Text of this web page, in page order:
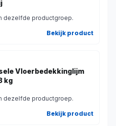
dezelfde productgroep.
Bekijk product
Vloerbedekkinglijm
kg
dezelfde productgroep.
Bekijk product